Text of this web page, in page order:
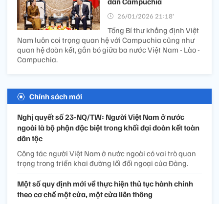
26/01/2026 21:18’
Tổng Bí thư khẳng định Việt
Nam luôn coi trọng quan hệ với Campuchia cũng như
quan hệ đoàn kết, gắn bó giữa ba nước Việt Nam - Lào -
Campuchia.
Chính sách mới
Nghị quyết số 23-NQ/TW: Người Việt Nam ở nước
ngoài là bộ phận đặc biệt trong khối đại đoàn kết toàn
dân tộc
Công tác người Việt Nam ở nước ngoài có vai trò quan
trọng trong triển khai đường lối đối ngoại của Đảng.
Một số quy định mới về thực hiện thủ tục hành chính
theo cơ chế một cửa, một cửa liên thông